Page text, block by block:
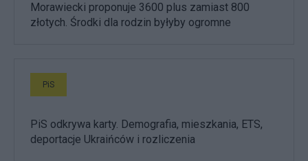
Morawiecki proponuje 3600 plus zamiast 800
złotych. Środki dla rodzin byłyby ogromne
PiS
PiS odkrywa karty. Demografia, mieszkania, ETS,
deportacje Ukraińców i rozliczenia